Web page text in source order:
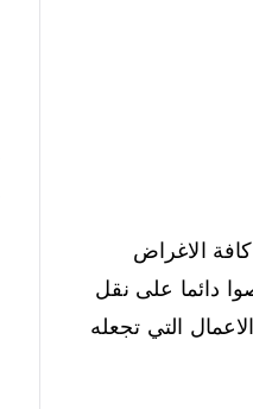
الاغراض
دائما على نقل
التي تجعله